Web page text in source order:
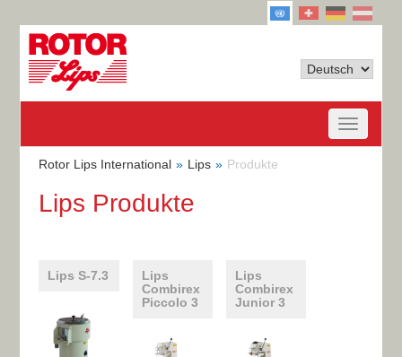
Rotor Lips International Lips Produkte
Lips Produkte
Lips S-7.3
Lips
Combirex
Piccolo 3
Lips
Combirex
Junior 3